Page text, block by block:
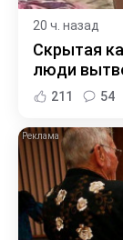
20 ч. назад
Скрытая
люди
211 54